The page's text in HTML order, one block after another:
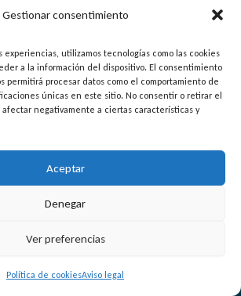
Gestionar consentimiento
experiencias, utilizamos tecnologías como las cookies
a la información del dispositivo. El consentimiento
permitirá procesar datos como el comportamiento de
únicas en este sitio. No consentir o retirar el
negativamente a ciertas características y
Aceptar
Denegar
Ver preferencias
Política de cookiesAviso legal
MIXTO
L
i
n
u